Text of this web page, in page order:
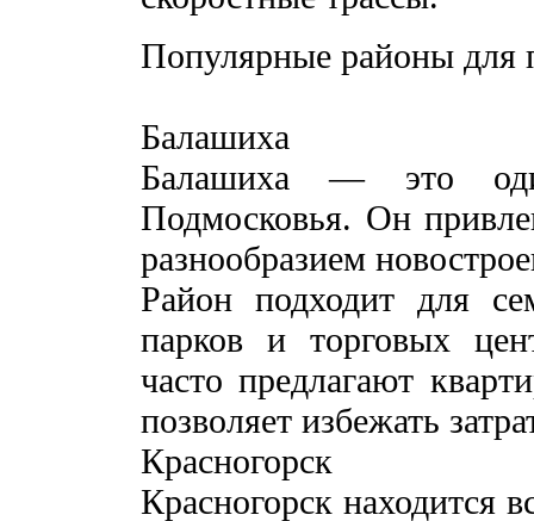
Популярные районы для
Балашиха
Балашиха — это
Подмосковья. Он
разнообразием
Район подходит для
парков и торговых
часто предлагают
позволяет избежать
Красногорск
Красногорск находится